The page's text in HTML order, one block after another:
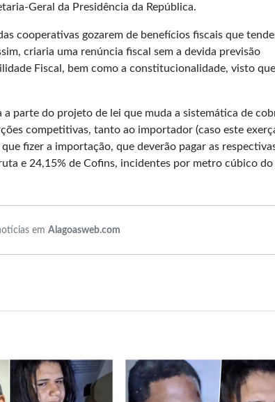
Geral da Presidência da República.
cooperativas gozarem de benefícios fiscais que
criaria uma renúncia fiscal sem a devida previsão
Fiscal , bem como a constitucionalidade, visto que
parte do projeto de lei que muda a sistemática de
competitivas, tanto ao importador (caso este
fizer a importação, que deverão pagar as
e 24,15% de Cofins, incidentes por metro cúbico do
em Alagoasweb.com